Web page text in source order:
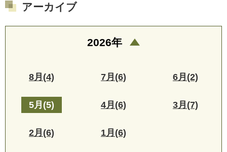
アーカイブ
2026年
8月(4) 7月(6) 6月(2)
5月(5) 4月(6) 3月(7)
2月(6) 1月(6)